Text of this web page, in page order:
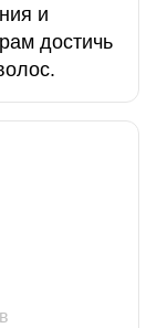
и
достичь